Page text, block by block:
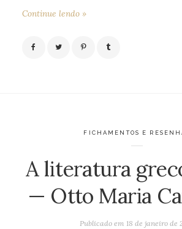
Continue lendo »
FICHAMENTOS E
A literatura
— Otto Maria
Publicado em 18 de janeiro de